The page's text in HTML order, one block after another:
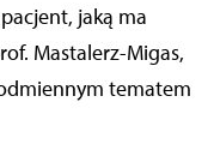
jaką ma
Mastalerz-Migas,
tematem